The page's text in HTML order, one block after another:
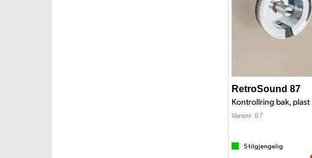
RetroSound 87
Kontrollring bak, plast
Varenr 87
5tilgjengelig